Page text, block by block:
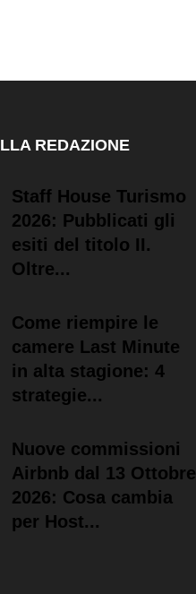
REDAZIONE
Staff House Turismo
2026: Pubblicati gli
esiti del titolo II.
Oltre...
Come riempire le
camere Last Minute
in alta stagione: 4
strategie...
Nuove commissioni
Airbnb dal 13 Ottobre
2026: Cosa cambia
per Host...